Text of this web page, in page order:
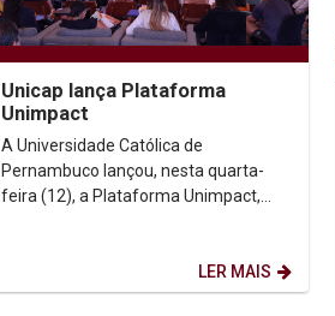
Unicap lança Plataforma
Unimpact
A Universidade Católica de
Pernambuco lançou, nesta quarta-
feira (12), a Plataforma Unimpact,
LER MAIS